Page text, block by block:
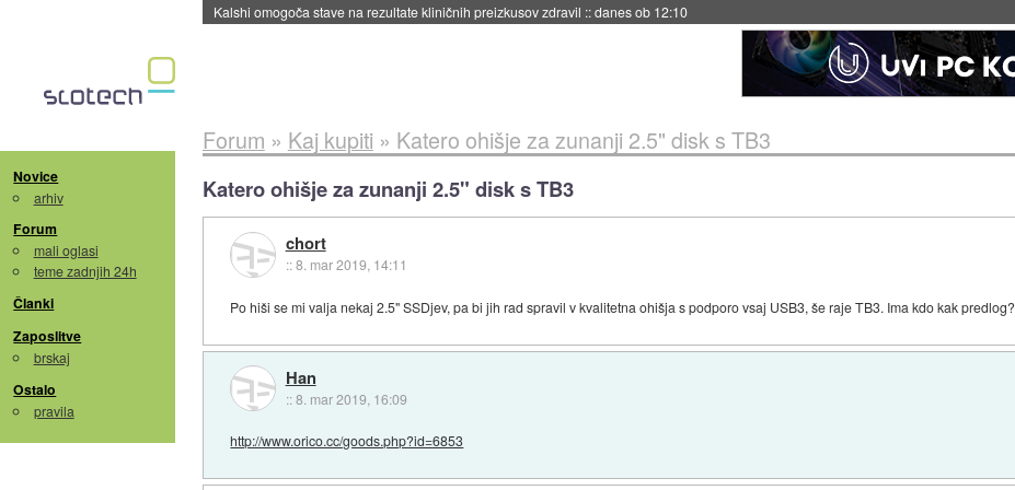
Kalshi omogoča stave na rezultate kliničnih preizkusov zdravil ::danes ob 12:10
Novice
arhiv
Forum
mali oglasi
teme zadnjih 24h
Članki
Zaposlitve
brskaj
Ostalo
pravila
Forum » Kaj kupiti » Katero ohišje za zunanji 2.5" disk s TB3
Katero ohišje za zunanji 2.5" disk s TB3
chort
::8. mar 2019, 14:11
Po hiši se mi valja nekaj 2.5" SSDjev, pa bi jih rad spravil v kvalitetna ohišja s podporo vsaj USB3, še raje TB3. Ima kdo kak predlog?
Han
::8. mar 2019, 16:09
http://www.orico.cc/goods.php?id=6853